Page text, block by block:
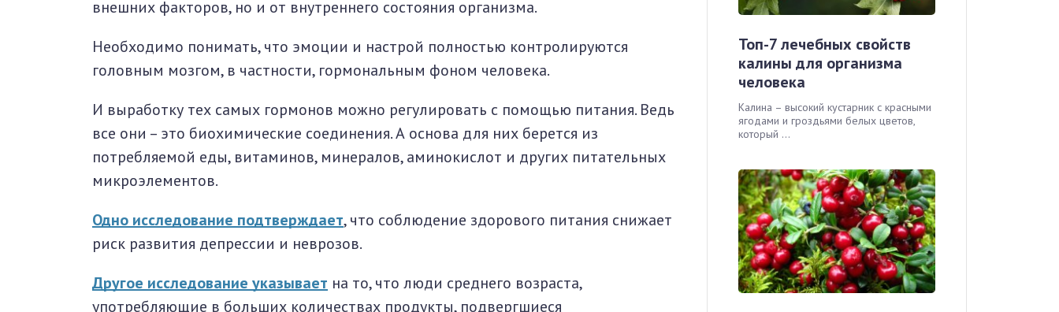
внешних факторов, но и от внутреннего состояния организма.
Необходимо понимать, что эмоции и настрой полностью контролируются
головным мозгом, в частности, гормональным фоном человека.
И выработку тех самых гормонов можно регулировать с помощью питания. Ведь
все они – это биохимические соединения. А основа для них берется из
потребляемой еды, витаминов, минералов, аминокислот и других питательных
микроэлементов.
Одно исследование подтверждает, что соблюдение здорового питания снижает
риск развития депрессии и неврозов.
Другое исследование указывает на то, что люди среднего возраста,
употребляющие в больших количествах продукты, подвергшиеся
Топ-7 лечебных свойств
калины для организма
человека
Калина – высокий кустарник с красными
ягодами и гроздьями белых цветов,
который ...